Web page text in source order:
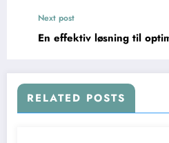
Next post
En effektiv løsning til
RELATED POSTS